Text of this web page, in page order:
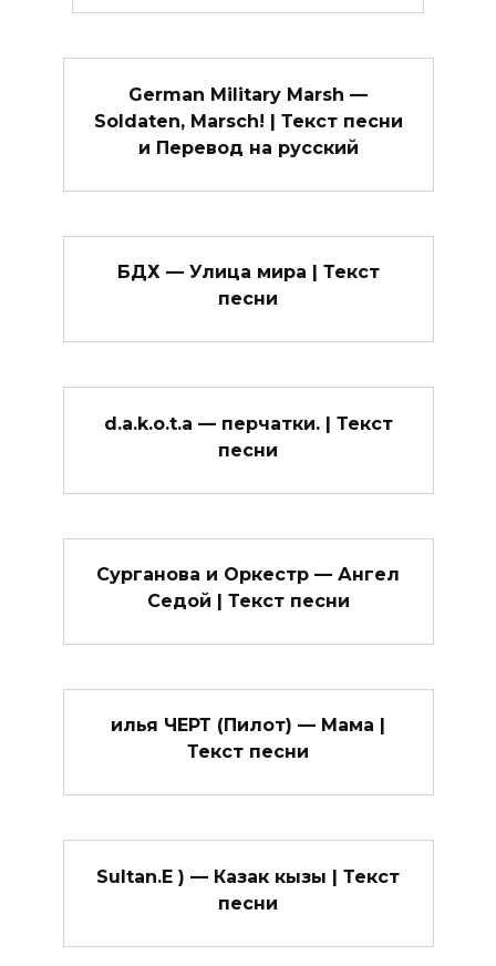
German Military Marsh —
Soldaten, Marsch! | Текст песни
и Перевод на русский
БДХ — Улица мира | Текст
песни
d.a.k.o.t.a — перчатки. | Текст
песни
Сурганова и Оркестр — Ангел
Седой | Текст песни
илья ЧЕРТ (Пилот) — Мама |
Текст песни
Sultan.E ) — Казак кызы | Текст
песни